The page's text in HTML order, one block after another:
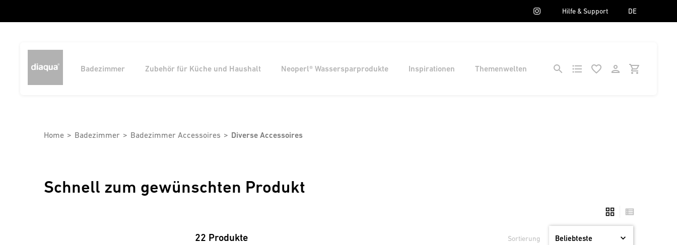
Hilfe & Support DE
Badezimmer Zubehör für Küche und Haushalt Neoperl® Wassersparprodukte Inspirationen Themenwelten
Home Badezimmer Badezimmer Accessoires Diverse Accessoires
Schnell zum gewünschten Produkt
22 Produkte Sortierung